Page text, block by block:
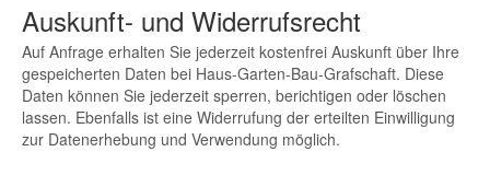
Auskunft- und Widerrufsrecht
Auf Anfrage erhalten Sie jederzeit kostenfrei Auskunft über Ihre
gespeicherten Daten bei Haus-Garten-Bau-Grafschaft. Diese
Daten können Sie jederzeit sperren, berichtigen oder löschen
lassen. Ebenfalls ist eine Widerrufung der erteilten Einwilligung
zur Datenerhebung und Verwendung möglich.